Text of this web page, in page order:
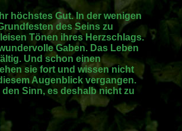
höchstes Gut. In der wenigen
des Seins zu
Tönen ihres Herzschlags.
Gaben. Das Leben
Und schon einen
sie fort und wissen nicht
Augenblick vergangen.
Sinn, es deshalb nicht zu